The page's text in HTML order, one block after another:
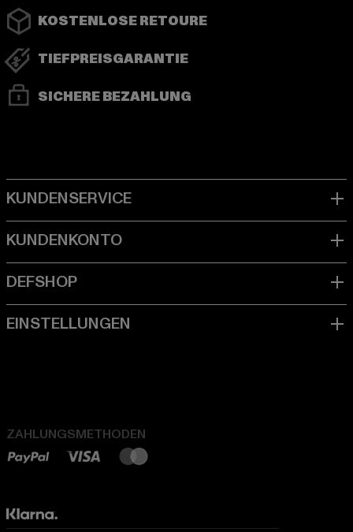
KOSTENLOSE RETOURE
TIEFPREISGARANTIE
SICHERE BEZAHLUNG
ZAHLUNGSMETHODEN